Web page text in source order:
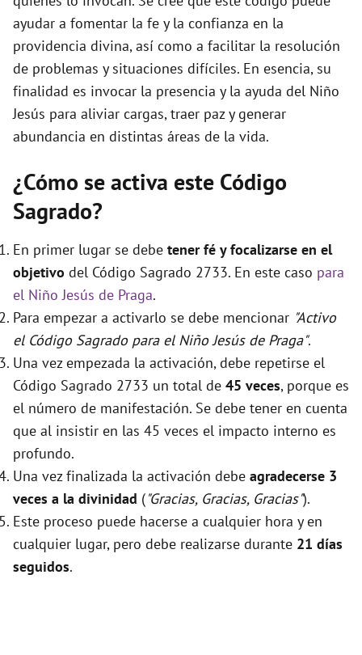
ayudar a fomentar la fe y la confianza en la
providencia divina, así como a facilitar la resolución
de problemas y situaciones difíciles. En esencia, su
finalidad es invocar la presencia y la ayuda del Niño
Jesús para aliviar cargas, traer paz y generar
abundancia en distintas áreas de la vida.
¿Cómo se activa este Código
Sagrado?
En primer lugar se debe tener fé y focalizarse en el
objetivo del Código Sagrado 2733. En este caso para
el Niño Jesús de Praga.
Para empezar a activarlo se debe mencionar "Activo
el Código Sagrado para el Niño Jesús de Praga".
Una vez empezada la activación, debe repetirse el
Código Sagrado 2733 un total de 45 veces, porque es
el número de manifestación. Se debe tener en cuenta
que al insistir en las 45 veces el impacto interno es
profundo.
Una vez finalizada la activación debe agradecerse 3
veces a la divinidad ("Gracias, Gracias, Gracias").
Este proceso puede hacerse a cualquier hora y en
cualquier lugar, pero debe realizarse durante 21 días
seguidos.